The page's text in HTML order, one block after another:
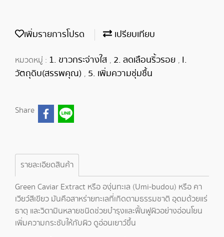
เพิ่มรายการโปรด เปรียบเทียบ
หมวดหมู่ : 1. ขาวกระจ่างใส , 2. ลดเลือนริ้วรอย , I.
วัตถุดิบ(สรรพคุณ) , 5. เพิ่มความชุ่มชื้น
Share
รายละเอียดสินค้า
Green Caviar Extract หรือ องุ่นทะเล (Umi-budou) หรือ คา
เวียว์สีเขียว มันคือสาหร่ายทะเลที่เกิดตามธรรมชาติ อุดมด้วยแร่
ธาตุ และวิตามินหลายชนิดช่วยบำรุงและฟื้นฟูผิวอย่างอ่อนโยน
เพิ่มความกระชับให้กับผิว ดูอ่อนเยาว์ขึ้น